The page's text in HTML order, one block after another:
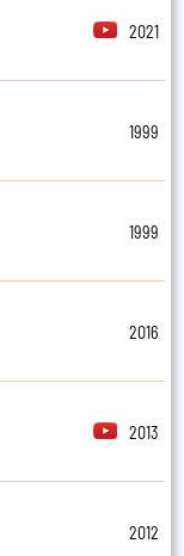
2021
1999
1999
2016
2013
2012